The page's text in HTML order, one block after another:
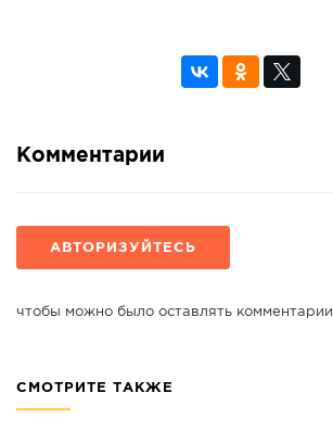
Комментарии
АВТОРИЗУЙТЕСЬ
чтобы можно было оставлять комментарии
СМОТРИТЕ ТАКЖЕ